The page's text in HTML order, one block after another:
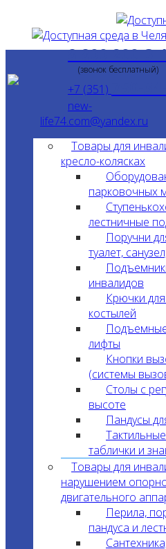
8 800 200-3-
(звонок бесплатный)
+7 (351)
new-
life74.com@yandex.ru
Товары для
кресло-колясках
парковочных
лестничные
Поручни
туалет,
инвалидов
Крючки
костылей
лифты
Кнопки
(системы
Столы с
высоте
Пандусы
таблички и
Товары для
нарушением
двигательного
Перила,
пандуса и